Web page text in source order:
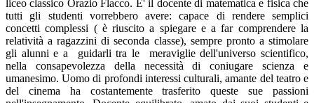
liceo classico Orazio Flacco. È' il docente di matematica e fisica che
tutti gli studenti vorrebbero avere: capace di rendere semplici
concetti complessi ( è riuscito a spiegare e a far comprendere la
relatività a ragazzini di seconda classe), sempre pronto a stimolare
gli alunni e a guidarli tra le meraviglie dell'universo scientifico,
nella consapevolezza della necessità di coniugare scienza e
umanesimo. Uomo di profondi interessi culturali, amante del teatro e
del cinema ha costantemente trasferito queste sue passioni